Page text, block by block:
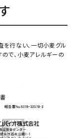
を行ない、一切小麦グル
で、小麦アレルギーの